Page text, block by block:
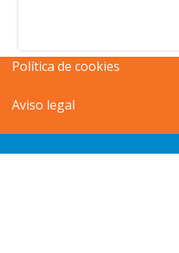
Política de cookies
Aviso legal